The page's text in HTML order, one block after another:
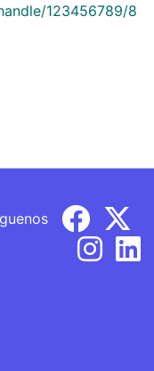
123456789/8